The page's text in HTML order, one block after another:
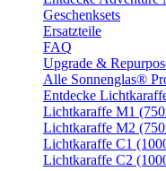
Geschenksets
Ersatzteile
FAQ
Upgrade &
Alle Sonnenglas®
Entdecke
Lichtkaraffe M1
Lichtkaraffe M2
Lichtkaraffe C1
Lichtkaraffe C2